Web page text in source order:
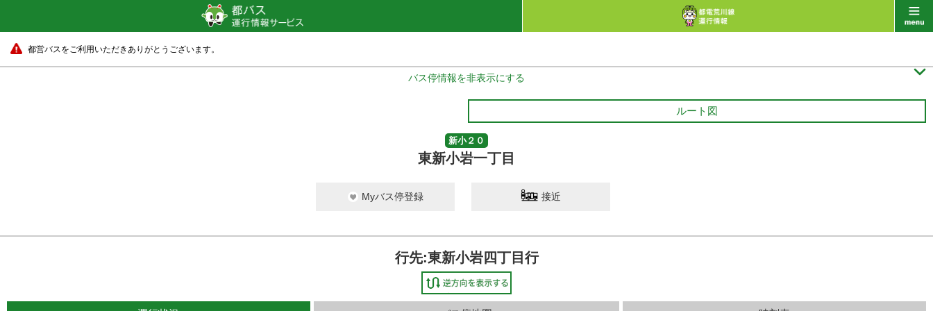
都営バスをご利用いただきありがとうございます。
バス停情報を非表示にする 
ルート図
新小２０
東新小岩一丁目
Myバス停登録 接近
行先:東新小岩四丁目行